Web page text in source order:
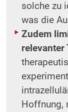
solche zu
was die
Zudem
relevanter
Hoffnung,